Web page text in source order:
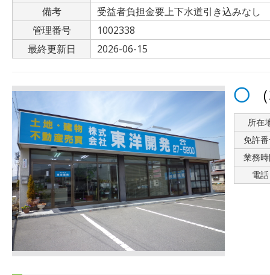
備考
受益者負担金要上下水道引き込みなし
管理番号
1002338
最終更新日
2026-06-15
所在
免許
業務
電話